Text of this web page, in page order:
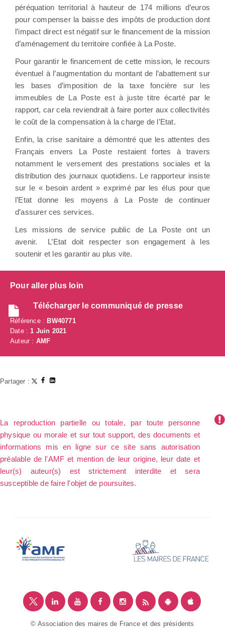
péréquation territorial à hauteur de 174 millions d’euros
pour compenser la baisse des impôts de production dont
l’impact direct est négatif sur le financement de la mission
d’aménagement du territoire confiée à La Poste.
Pour garantir le financement de cette mission, le recours
éventuel à l’augmentation du montant de l’abattement sur
les bases d’imposition de la taxe foncière sur les
immeubles de La Poste est à juste titre écarté par le
rapport, car cela reviendrait à faire porter aux collectivités
le coût de la compensation à la charge de l’Etat.
Enfin, la crise sanitaire a démontré que les attentes des
Français envers La Poste restaient fortes à travers
notamment le versement des prestations sociales et la
distribution des journaux quotidiens. Le rapporteur insiste
sur le « besoin ardent » exprimé par les élus pour que
l’Etat donne les moyens à La Poste de continuer
d’assurer ces services.
Les missions de service public de La Poste ont un
avenir. L’Etat doit respecter son engagement à les
soutenir et les garantir au plus vite.
Pour aller plus loin
Télécharger le communiqué de presse
Référence :BW40771
Date : 1 Juin 2021
Auteur : AMF
Partager :
La reproduction partielle ou totale, par toute personne
physique ou morale et sur tout support, des documents et
informations mis en ligne sur ce site sans autorisation
préalable de l'AMF et mention de leur origine, leur date et
leur(s) auteur(s) est strictement interdite et sera
susceptible de faire l'objet de poursuites.
© Association des maires de France et des présidents